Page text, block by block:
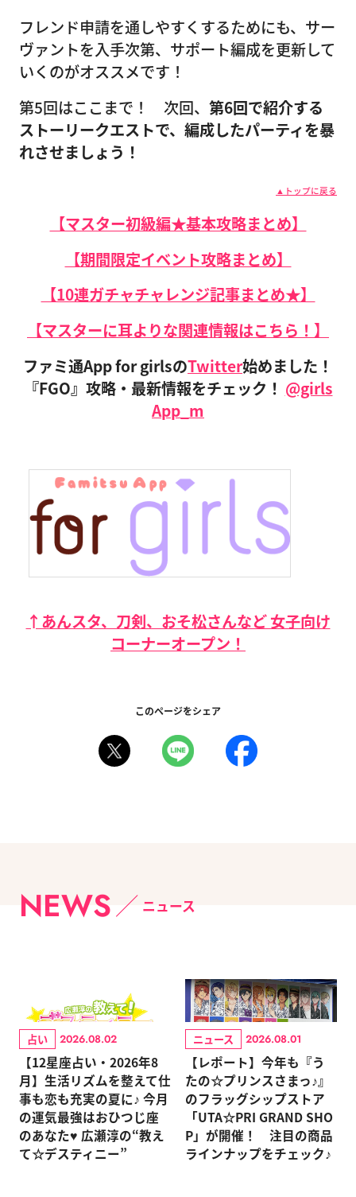
フレンド申請を通しやすくするためにも、サー
ヴァントを入手次第、サポート編成を更新して
いくのがオススメです！
第5回はここまで！ 次回、 第6回で紹介する
ストーリークエストで、編成したパーティを暴
れさせましょう！
▲トップに戻る
【マスター初級編★基本攻略まとめ】
【期間限定イベント攻略まとめ】
【10連ガチャチャレンジ記事まとめ★】
【マスターに耳よりな関連情報はこちら！】
ファミ通App for girlsのTwitter始めました！
『FGO』攻略・最新情報をチェック！ @girls
App_m
↑あんスタ、刀剣、おそ松さんなど 女子向け
コーナーオープン！
このページをシェア
NEWS ニュース
占い 2026.08.02
【12星座占い・2026年8
月】生活リズムを整えて仕
事も恋も充実の夏に♪ 今月
の運気最強はおひつじ座
のあなた♥ 広瀬淳の“教え
て☆デスティニー”
ニュース 2026.08.01
【レポート】今年も『う
たの☆プリンスさまっ♪』
のフラッグシップストア
「UTA☆PRI GRAND SHO
P」が開催！ 注目の商品
ラインナップをチェック♪